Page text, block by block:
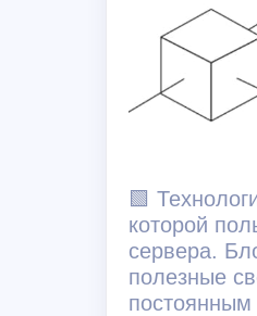
🟩
которой
сервера.
полезные